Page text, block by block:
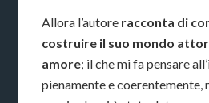
Allora l’autore racconta di
costruire il suo mondo
amore; il che mi fa pensare
pienamente e coerentemente,